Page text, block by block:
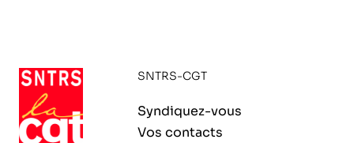
SNTRS-CGT
Syndiquez-vous
Vos contacts